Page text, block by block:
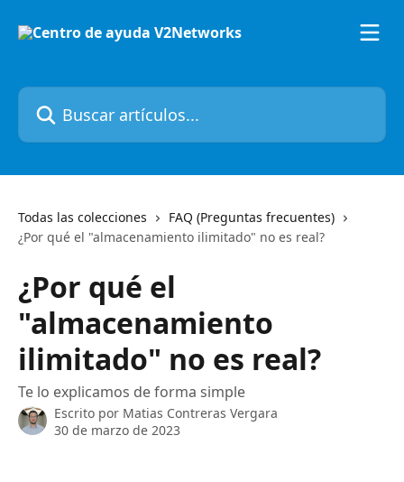
Buscar artículos...
Todas las colecciones
FAQ (Preguntas frecuentes)
¿Por qué el "almacenamiento ilimitado" no es real?
¿Por qué el
"almacenamiento
ilimitado" no es real?
Te lo explicamos de forma simple
Escrito por Matias Contreras Vergara
30 de marzo de 2023